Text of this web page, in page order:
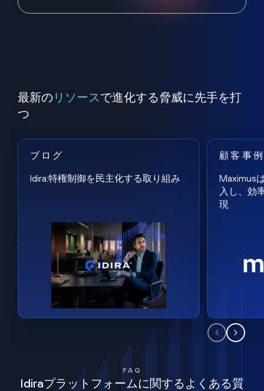
最新の リソースで進化する脅威に先手を打
つ
ブログ
Idira:特権制御を民主化する取り組み
顧客事
Maximus
入し、効
現
FAQ
Idiraプラットフォームに関するよくある質